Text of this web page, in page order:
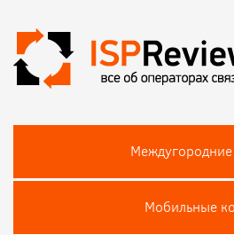
Мобильные